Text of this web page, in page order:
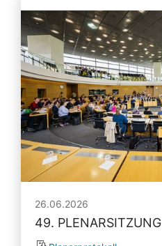
26.06.2026
49. PLENARSITZUNG